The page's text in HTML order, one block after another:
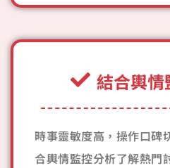
結合輿
時事靈敏度高，操作口碑
合輿情監控分析了解熱門